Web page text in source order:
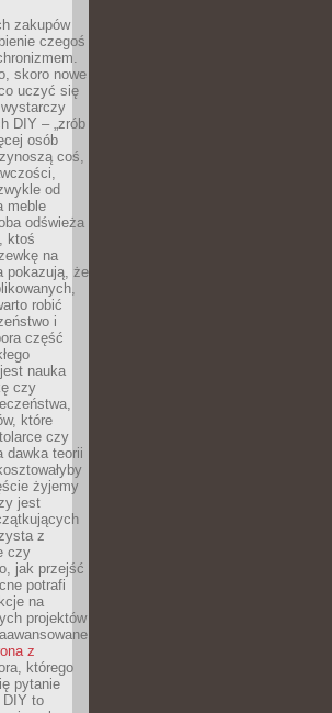
zakupów
czegoś
skoro nowe
uczyć się
DIY – „zrób
osób
coś,
od
meble
odświeża
ktoś
na
pokazują, że
robić
i
część
nauka
czy
które
czy
dawka teorii
żyjemy
jest
z
czy
jak przejść
potrafi
na
projektów
z
którego
pytanie
DIY to